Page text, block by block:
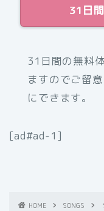
31日
31日間の無料
ますのでご留
にできます。
[ad#ad-1]
HOME SONGS